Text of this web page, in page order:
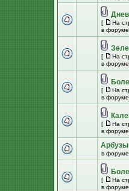
[ На
в форуме
[ На
в форуме
[ На
в форуме
[ На
в форуме
в форуме
[ На
в форуме